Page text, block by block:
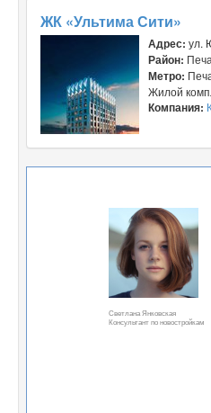
ЖК «Ультима Сити»
Адрес: ул.
Район:
Метро:
Жилой
Компания:
Светлана Янковская
Консультант по новостройкам